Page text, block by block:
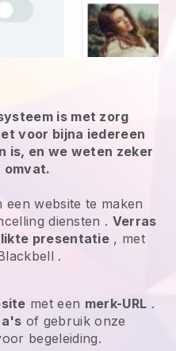
is met zorg
voor bijna iedereen
is, en we weten zeker
omvat.
website te maken
diensten . Verras
presentatie , met
.
met een merk-URL .
of gebruik onze
begeleiding.